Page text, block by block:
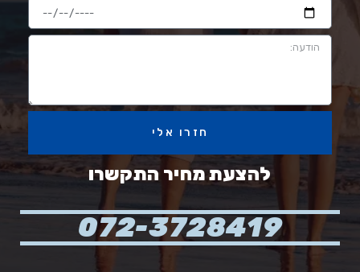
חזרו אלי
להצעת מחיר התקשרו
072-3728419